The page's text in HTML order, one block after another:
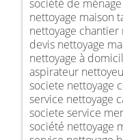
société de
nettoyage maison
nettoyage chantier
devis nettoyage
nettoyage à
aspirateur
societe nettoyage
service nettoyage
societe service
société nettoyage